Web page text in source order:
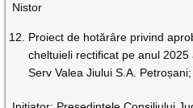
Nistor
Proiect de hotărâre privind
cheltuieli rectificat pe anul
Serv Valea Jiului S.A. Petroșani;